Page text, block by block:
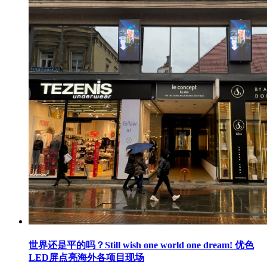
世界还是平的吗？Still wish one world one dream! 优色
LED屏点亮海外各项目现场